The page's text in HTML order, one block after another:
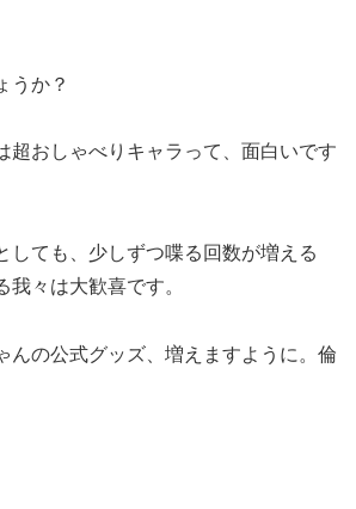
うか？
超おしゃべりキャラって、面白いです
しても、少しずつ喋る回数が増える
我々は大歓喜です。
んの公式グッズ、増えますように。倫